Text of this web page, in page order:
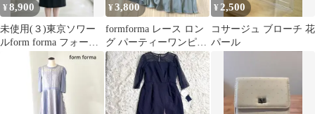
¥8,900
未使用(３)東京ソワー
ルform forma フォーマ
ルブラックワンピース
¥3,800
formforma レース ロン
グ パーティーワンピー
ス 半袖 ブルー M 位
¥ 2,500
コサージュ ブローチ 花
パール